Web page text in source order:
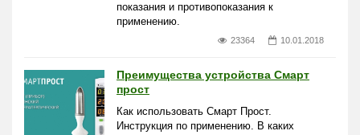
показания и противопоказания к
применению.
23364 10.01.2018
Преимущества устройства Смарт
прост
Как использовать Смарт Прост.
Инструкция по применению. В каких